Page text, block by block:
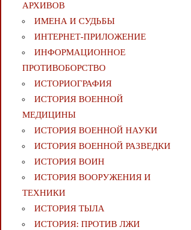
АРХИВОВ
ИМЕНА И СУДЬБЫ
ИНТЕРНЕТ-ПРИЛОЖЕНИЕ
ИНФОРМАЦИОННОЕ
ПРОТИВОБОРСТВО
ИСТОРИОГРАФИЯ
ИСТОРИЯ ВОЕННОЙ
МЕДИЦИНЫ
ИСТОРИЯ ВОЕННОЙ НАУКИ
ИСТОРИЯ ВОЕННОЙ РАЗВЕДКИ
ИСТОРИЯ ВОИН
ИСТОРИЯ ВООРУЖЕНИЯ И
ТЕХНИКИ
ИСТОРИЯ ТЫЛА
ИСТОРИЯ: ПРОТИВ ЛЖИ